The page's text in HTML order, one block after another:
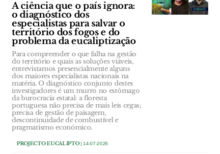
A ciência que o país ignora:
o diagnóstico dos
especialistas para salvar o
território dos fogos e do
problema da eucaliptização
Para compreender o que falha na gestão
do território e quais as soluções viáveis,
entrevistamos presencialmente alguns
dos maiores especialistas nacionais na
matéria. O diagnóstico conjunto destes
investigadores é um murro no estômago
da burocracia estatal: a floresta
portuguesa não precisa de mais leis cegas;
precisa de gestão de paisagem,
descontinuidade de combustível e
pragmatismo económico.
PROJECTO EUCALIPTO| 14-07-2026